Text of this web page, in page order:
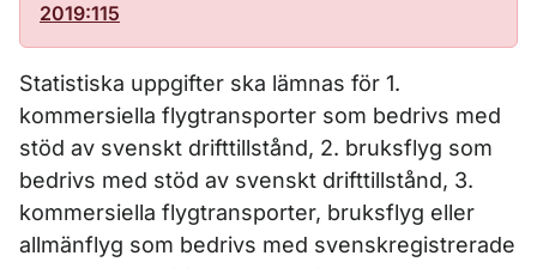
2019:115
Statistiska uppgifter ska lämnas för 1.
kommersiella flygtransporter som bedrivs med
stöd av svenskt drifttillstånd, 2. bruksflyg som
bedrivs med stöd av svenskt drifttillstånd, 3.
kommersiella flygtransporter, bruksflyg eller
allmänflyg som bedrivs med svenskregistrerade